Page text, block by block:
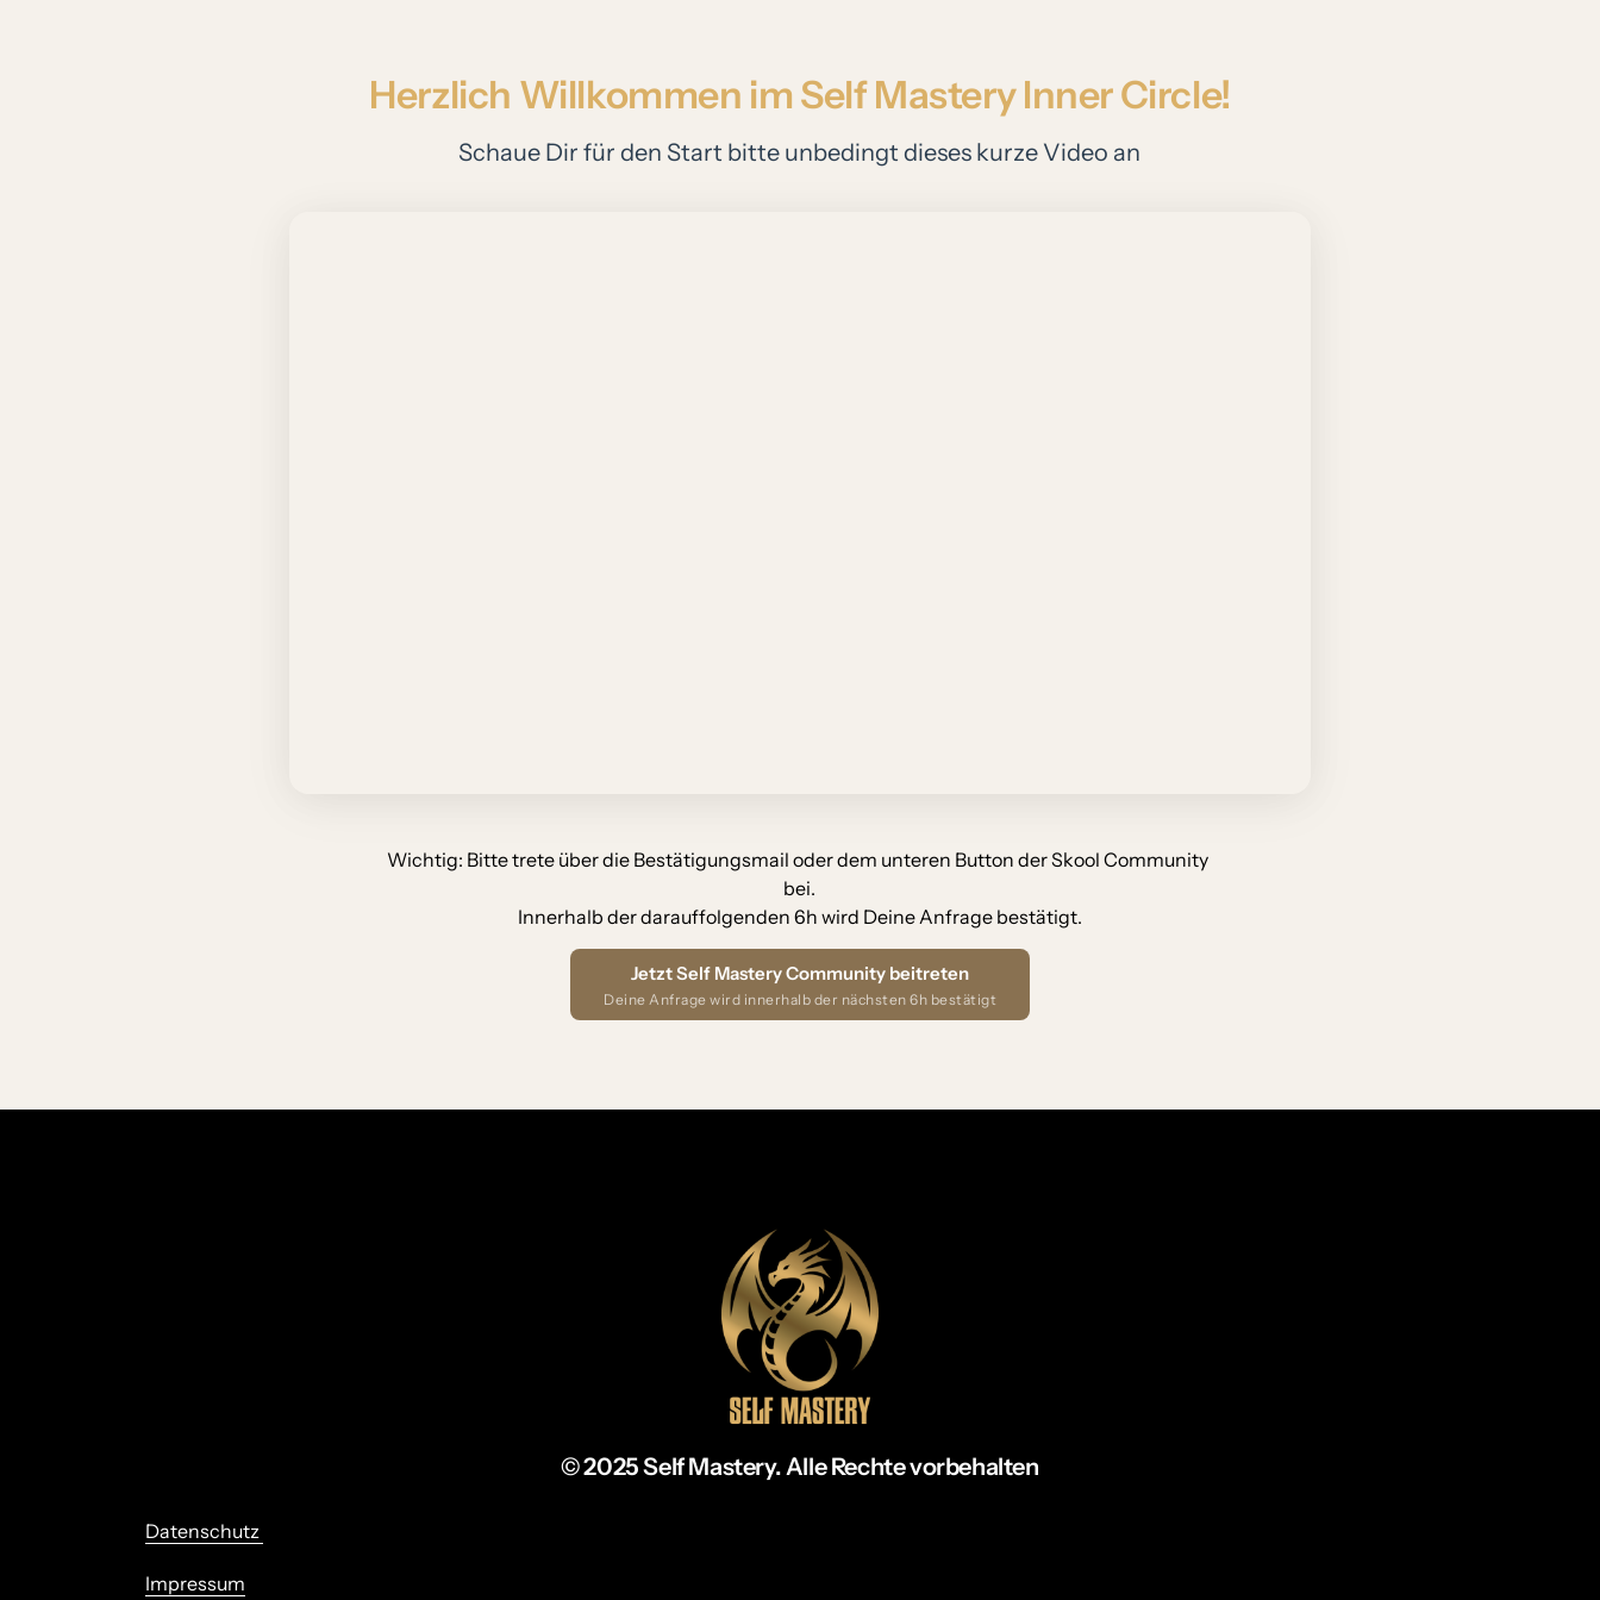
Herzlich Willkommen im Self Mastery Inner Circle!
Schaue Dir für den Start bitte unbedingt dieses kurze Video an
Wichtig: Bitte trete über die Bestätigungsmail oder dem unteren Button der Skool
bei.
Innerhalb der darauffolgenden 6h wird Deine Anfrage bestätigt.
Jetzt Self Mastery Community beitreten
Deine Anfrage wird innerhalb der nächsten 6h bestätigt
© 2025 Self Mastery. Alle Rechte vorbehalten
Datenschutz
Impressum